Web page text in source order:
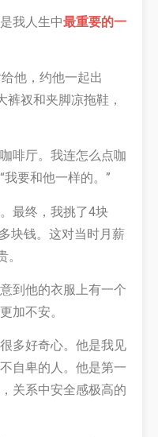
我人生中最重要的一
他，约他一起出
衩和夹脚凉拖鞋，
啡厅。我连怎么点咖
要和他一样的。”
最终，我挑了4块
块钱。这对当时月薪
到他的衣服上有一个
加不安。
多好奇心。他是我见
自卑的人。他是第一
关系中安全感极高的